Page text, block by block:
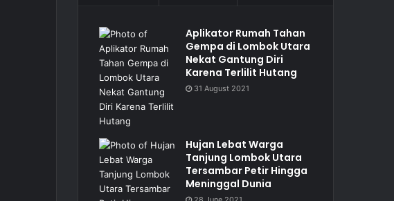
Aplikator Rumah Tahan
Gempa di Lombok Utara
Nekat Gantung Diri
Karena Terlilit Hutang
31 August 2021
Hujan Lebat Warga
Tanjung Lombok Utara
Tersambar Petir Hingga
Meninggal Dunia